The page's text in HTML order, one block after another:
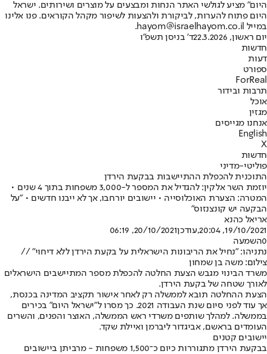
היום" מציע לגולשי האתר הנחות ומבצעים על מוצרים ושירותים. ישראל
היום פתוח להערות, לביקורת ולהצעות לשיפור מקהל הקוראים. פנו אלינו
במייל hayom@israelhayom.co.il.
יום ראשון, 22.3.2026
ד' בניסן תשפ"ו
חדשות
דעות
ספורט
ForReal
תרבות ובידור
אוכל
מגזין
אנחנו מגייסים
English
X
חדשות
פוליטי-מדיני
התוכנית להכפלת ההתיישבות בבקעת הירדן
יוזמת השר אלקין: להגדיל את המספר ל-3,000 משפחות בתוך 4 שנים •
המטרה: הצערת האוכלוסייה • יישובים יורחבו, אך לא ייבנו חדשים • "על
הבקעה יש קונצנזוס"
אריאל כהנא
19/10/2021, 20:04
,עודכן20/10/2021, 06:19
0השמעה
נתניהו: "נחיל את הריבונות הישראלית על בקעת הירדן ללא דיחוי" //
צילום: משה בן שמחון
משרד הבינוי מגבש הצעת החלטה להכפלת מספר המתיישבים הישראלים
לאורך שטחה של בקעת הירדן.
הצעת ההחלטה תובא לממשלה רק לאחר אישור תקציב המדינה בכנסת,
אך עוד לפני סיום שנת העבודה 2021. כך מסרו ל"ישראל היום" בכירים
בממשלה. למהלך שותפים משרדי ראש הממשלה, האוצר והפנים, והשרים
העומדים בראשם, אביגדור ליברמן ואיילת שקד.
יישובים קטנים
בבקעת הירדן מתגוררות כיום כ־1,500 משפחות - מרביתן ביישובים